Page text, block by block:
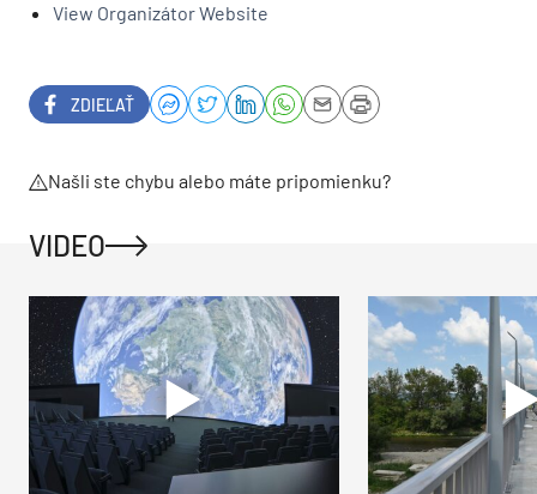
View Organizátor Website
ZDIEĽAŤ
Našli ste chybu alebo máte pripomienku?
VIDEO